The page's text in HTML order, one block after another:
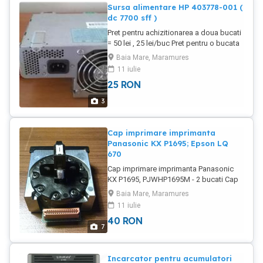
3
Sursa alimentare HP 403778-001 (
dc 7700 sff )
Pret pentru achizitionarea a doua bucati
= 50 lei , 25 lei/buc Pret pentru o bucata
= 35 lei Sursa alimentare HP 403778-001
( dc 7700 sff ) Utilizate, testate,
functionale. Pentru mai multe bucati
reducere pret.
Baia Mare, Maramures
11 iulie
25 RON
7
Cap imprimare imprimanta
Panasonic KX P1695; Epson LQ
670
Cap imprimare imprimanta Panasonic
KX P1695, PJWHP1695M - 2 bucati Cap
imprimare imprimanta Epson LQ 670 - 1
bucata Ambalaj original, neutilizat.
Baia Mare, Maramures
11 iulie
40 RON
Incarcator pentru acumulatori